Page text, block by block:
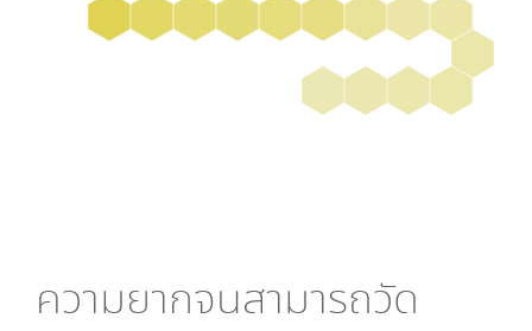
ความยากจนสามารถวัด